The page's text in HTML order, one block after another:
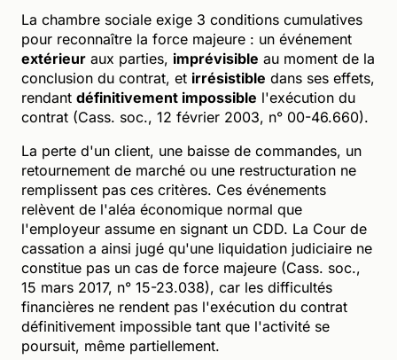
La chambre sociale exige 3 conditions cumulatives
pour reconnaître la force majeure : un événement
extérieur aux parties, imprévisible au moment de la
conclusion du contrat, et irrésistible dans ses effets,
rendant définitivement impossible l'exécution du
contrat (Cass. soc., 12 février 2003, n° 00-46.660).
La perte d'un client, une baisse de commandes, un
retournement de marché ou une restructuration ne
remplissent pas ces critères. Ces événements
relèvent de l'aléa économique normal que
l'employeur assume en signant un CDD. La Cour de
cassation a ainsi jugé qu'une liquidation judiciaire ne
constitue pas un cas de force majeure (Cass. soc.,
15 mars 2017, n° 15-23.038), car les difficultés
financières ne rendent pas l'exécution du contrat
définitivement impossible tant que l'activité se
poursuit, même partiellement.